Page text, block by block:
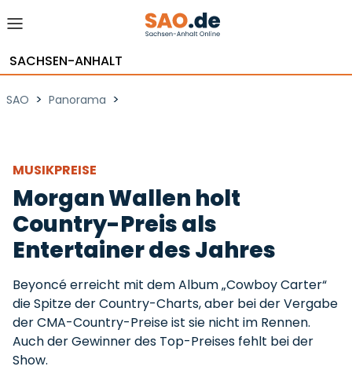
SACHSEN-ANHALT
SAO > Panorama >
MUSIKPREISE
Morgan Wallen holt
Country-Preis als
Entertainer des Jahres
Beyoncé erreicht mit dem Album „Cowboy Carter“
die Spitze der Country-Charts, aber bei der Vergabe
der CMA-Country-Preise ist sie nicht im Rennen.
Auch der Gewinner des Top-Preises fehlt bei der
Show.